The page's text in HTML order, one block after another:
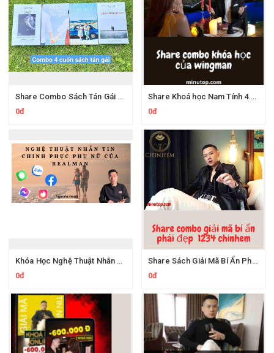
Share Combo Sách Tán Gái Đỉnh Cao
0đ
Share Khoá học Nam Tính 4.0 Cùng Wingman
0đ
Khóa Học Nghệ Thuật Nhắn Tin Chinh Phục Phụ Nữ Của Realman
0đ
Share Sách Giải Mã Bí Ẩn Phái Đẹp Của Lai H
0đ